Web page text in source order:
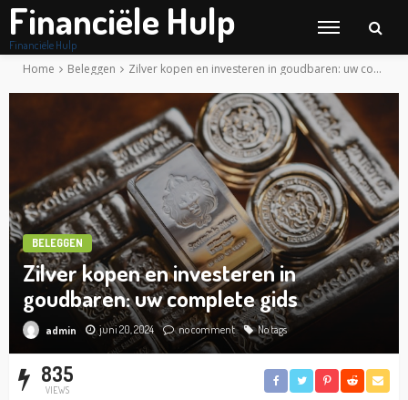
Financiële Hulp
Financiële Hulp
Home Beleggen Zilver kopen en investeren in goudbaren: uw complete gids
BELEGGEN
Zilver kopen en investeren in
goudbaren: uw complete gids
admin juni 20, 2024 no comment No tags
835
VIEWS